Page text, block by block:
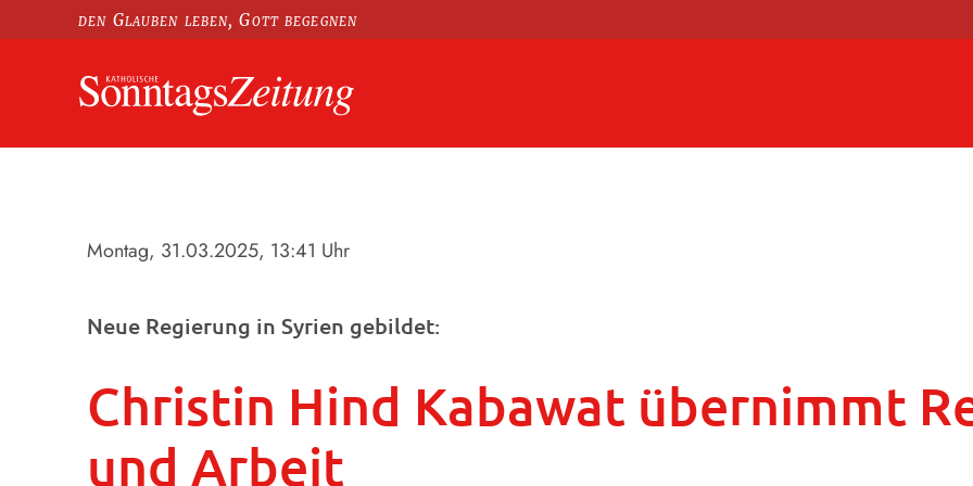
den Glauben leben, Gott begegnen
Montag, 31.03.2025, 13:41 Uhr
Neue Regierung in Syrien gebildet:
Christin Hind Kabawat übernimmt
und Arbeit